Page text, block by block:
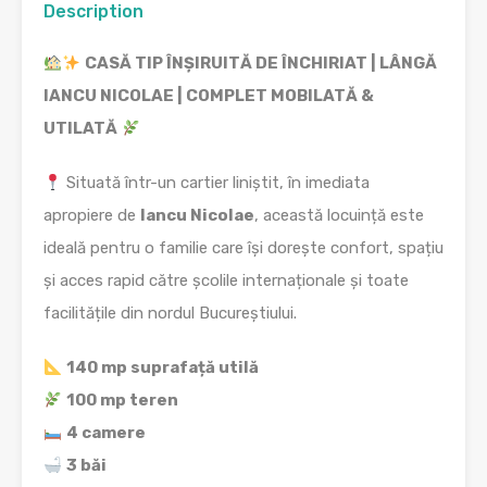
Description
CASĂ TIP ÎNȘIRUITĂ DE ÎNCHIRIAT | LÂNGĂ
IANCU NICOLAE | COMPLET MOBILATĂ &
UTILATĂ
Situată într-un cartier liniștit, în imediata
apropiere de Iancu Nicolae, această locuință este
ideală pentru o familie care își dorește confort, spațiu
și acces rapid către școlile internaționale și toate
facilitățile din nordul Bucureștiului.
140 mp suprafață utilă
100 mp teren
4 camere
3 băi